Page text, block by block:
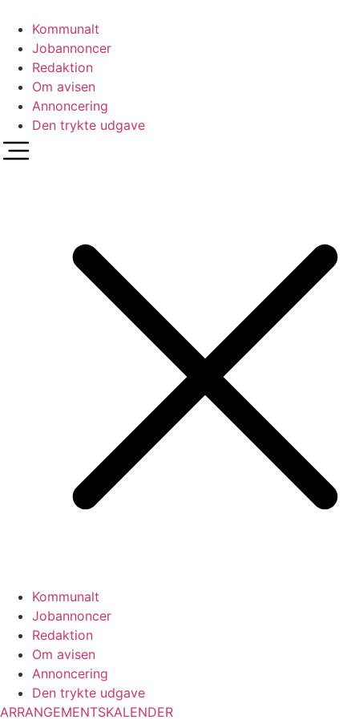
indhold
Kommunalt
Jobannoncer
Redaktion
Om avisen
Annoncering
Den trykte udgave
Kommunalt
Jobannoncer
Redaktion
Om avisen
Annoncering
Den trykte udgave
ARRANGEMENTSKALENDER